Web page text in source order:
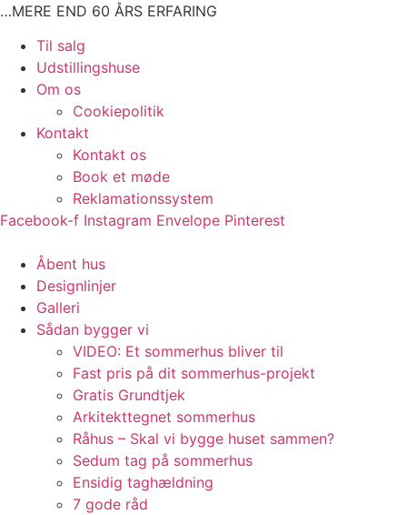
Videre
indhold
…MERE END 60 ÅRS ERFARING
Main
Menu
Til salg
Udstillingshuse
Om os
Cookiepolitik
Kontakt
Kontakt os
Book et møde
Reklamationssystem
Facebook-f Instagram Envelope Pinterest
Main
Menu
Åbent hus
Designlinjer
Galleri
Sådan bygger vi
VIDEO: Et sommerhus bliver til
Fast pris på dit sommerhus-projekt
Gratis Grundtjek
Arkitekttegnet sommerhus
Råhus – Skal vi bygge huset sammen?
Sedum tag på sommerhus
Ensidig taghældning
7 gode råd